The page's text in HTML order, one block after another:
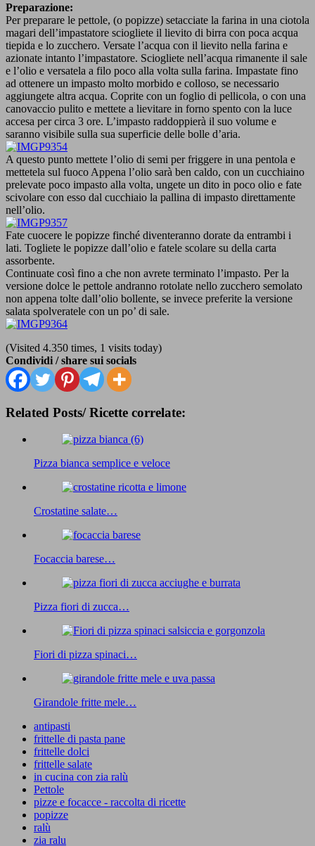
Preparazione:
Per preparare le pettole, (o popizze) setacciate la farina in una ciotola
magari dell’impastatore sciogliete il lievito di birra con poca acqua
tiepida e lo zucchero. Versate l’acqua con il lievito nella farina e
azionate intanto l’impastatore. Sciogliete nell’acqua rimanente il sale
e l’olio e versatela a filo poco alla volta sulla farina. Impastate fino
ad ottenere un impasto molto morbido e colloso, se necessario
aggiungete altra acqua. Coprite con un foglio di pellicola, o con una
canovaccio pulito e mettete a lievitare in forno spento con la luce
accesa per circa 3 ore. L’impasto raddoppierà il suo volume e
saranno visibile sulla sua superficie delle bolle d’aria.
A questo punto mettete l’olio di semi per friggere in una pentola e
mettetela sul fuoco Appena l’olio sarà ben caldo, con un cucchiaino
prelevate poco impasto alla volta, ungete un dito in poco olio e fate
scivolare con esso dal cucchiaio la pallina di impasto direttamente
nell’olio.
Fate cuocere le popizze finché diventeranno dorate da entrambi i
lati. Togliete le popizze dall’olio e fatele scolare su della carta
assorbente.
Continuate così fino a che non avrete terminato l’impasto. Per la
versione dolce le pettole andranno rotolate nello zucchero semolato
non appena tolte dall’olio bollente, se invece preferite la versione
salata spolveratele con un po’ di sale.
(Visited 4.350 times, 1 visits today)
Condividi / share sui socials
Related Posts/ Ricette correlate:
Pizza bianca semplice e veloce
Crostatine salate…
Focaccia barese…
Pizza fiori di zucca…
Fiori di pizza spinaci…
Girandole fritte mele…
antipasti
frittelle di pasta pane
frittelle dolci
frittelle salate
in cucina con zia ralù
Pettole
pizze e focacce - raccolta di ricette
popizze
ralù
zia ralu